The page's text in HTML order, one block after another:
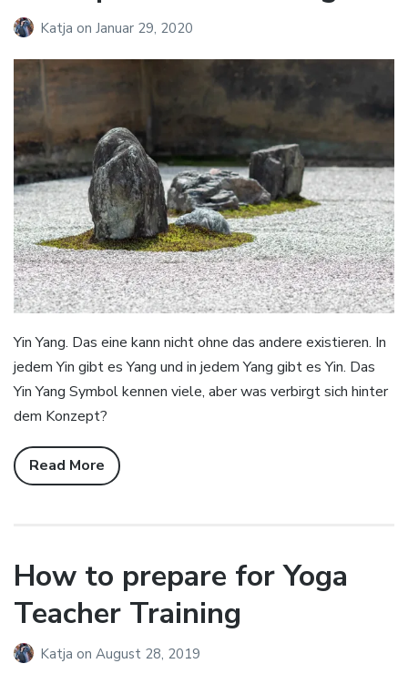
Katja on Januar 29, 2020
Yin Yang. Das eine kann nicht ohne das andere existieren. In
jedem Yin gibt es Yang und in jedem Yang gibt es Yin. Das
Yin Yang Symbol kennen viele, aber was verbirgt sich hinter
dem Konzept?
Read More
How to prepare for Yoga
Teacher Training
Katja on August 28, 2019